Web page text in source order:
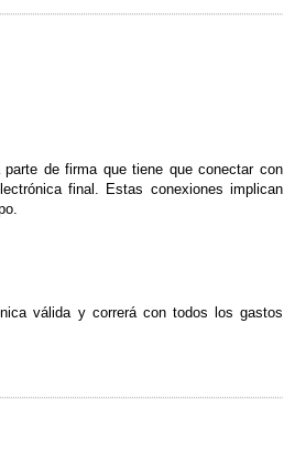
de firma que tiene que conectar con
final. Estas conexiones implican
válida y correrá con todos los gastos